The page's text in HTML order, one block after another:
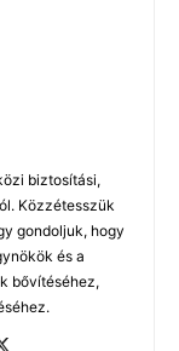
biztosítási,
Közzétesszük
gondoljuk, hogy
és a
bővítéséhez,